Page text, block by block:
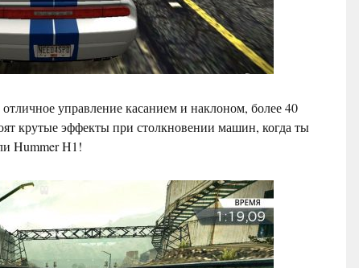
управление касанием и наклоном, более 40
крутые эффекты при столкновении машин, когда ты
Hummer H1!